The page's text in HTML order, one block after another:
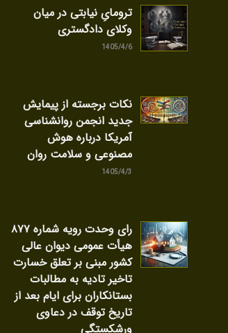
ترومایِ نیابتی در میان
وکلای دادگستری
1405/4/6
نکات برجسته از پیمایش
جدید انجمن روانشناسی
آمریکا درباره هوش
مصنوعی و سلامت روان
1405/4/3
رای وحدت رویه شماره ۸۷۷
هیأت عمومی دیوان عالی
کشور مبنی بر تعلق خسارت
تاخیر تادیه به مطالبات
بستانکاران برای ایام بعد از
تاریخ توقف در دعاوی
ورشکستگی